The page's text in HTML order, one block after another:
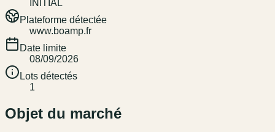
INITIAL
Plateforme détectée
www.boamp.fr
Date limite
08/09/2026
Lots détectés
1
Objet du marché